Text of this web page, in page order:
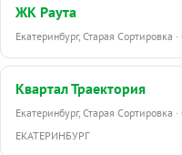
ЖК Раута
Екатеринбург, Старая
Квартал Траектория
Екатеринбург, Старая
ЕКАТЕРИНБУРГ